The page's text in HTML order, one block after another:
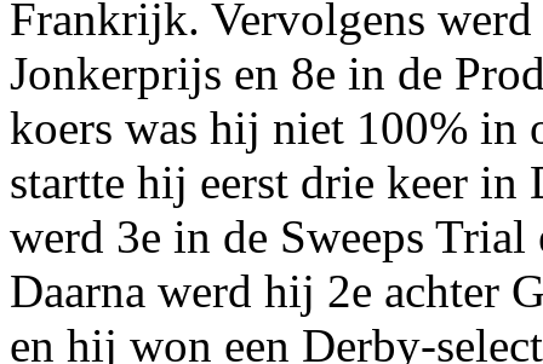
Frankrijk. Vervolgens
Jonkerprijs en 8e in de
koers was hij niet 100% in
startte hij eerst drie keer in
werd 3e in de Sweeps Trial
Daarna werd hij 2e achter
en hij won een Derby-